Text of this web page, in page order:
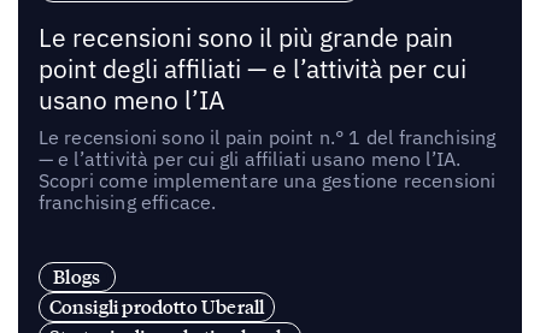
Le recensioni sono il più grande pain
point degli affiliati — e l’attività per cui
usano meno l’IA
Le recensioni sono il pain point n.° 1 del franchising
— e l’attività per cui gli affiliati usano meno l’IA.
Scopri come implementare una gestione recensioni
franchising efficace.
Blogs
Consigli prodotto Uberall